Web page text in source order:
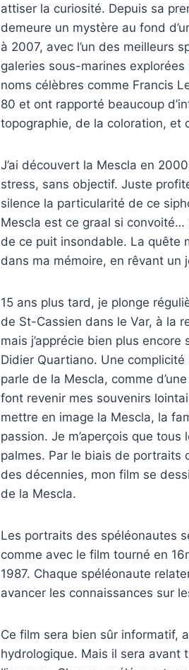
attiser la curiosité. Depuis sa
demeure un mystère au fond
à 2007, avec l’un des meilleurs
galeries sous-marines
noms célèbres comme Francis
80 et ont rapporté beaucoup
topographie, de la coloration, et
J’ai découvert la Mescla en
stress, sans objectif. Juste
silence la particularité de ce
Mescla est ce graal si
de ce puit insondable. La quête
dans ma mémoire, en rêvant un
15 ans plus tard, je plonge
de St-Cassien dans le Var, à la
mais j’apprécie bien plus
Didier Quartiano. Une
parle de la Mescla, comme
font revenir mes souvenirs
mettre en image la Mescla, la
passion. Je m’aperçois que
palmes. Par le biais de portraits
des décennies, mon film se
de la Mescla.
Les portraits des spéléonautes
comme avec le film tourné en
1987. Chaque spéléonaute
avancer les connaissances sur
Ce film sera bien sûr informatif,
hydrologique. Mais il sera avant